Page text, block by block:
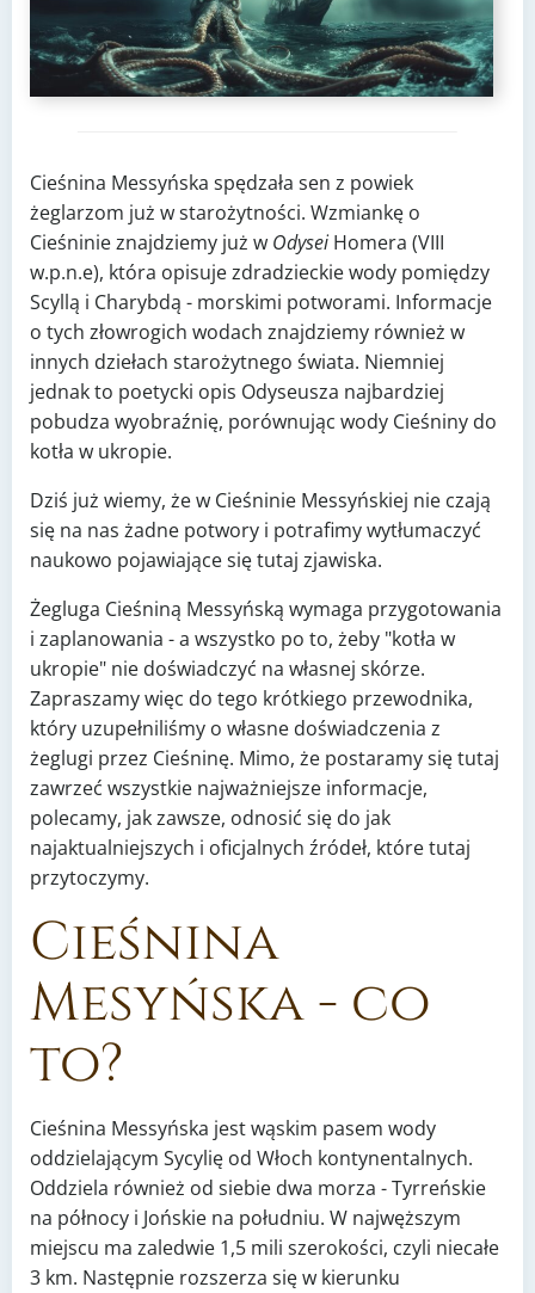
Cieśnina Messyńska spędzała sen z powiek
żeglarzom już w starożytności. Wzmiankę o
Cieśninie znajdziemy już w Odysei Homera (VIII
w.p.n.e), która opisuje zdradzieckie wody pomiędzy
Scyllą i Charybdą - morskimi potworami. Informacje
o tych złowrogich wodach znajdziemy również w
innych dziełach starożytnego świata. Niemniej
jednak to poetycki opis Odyseusza najbardziej
pobudza wyobraźnię, porównując wody Cieśniny do
kotła w ukropie.
Dziś już wiemy, że w Cieśninie Messyńskiej nie czają
się na nas żadne potwory i potrafimy wytłumaczyć
naukowo pojawiające się tutaj zjawiska.
Żegluga Cieśniną Messyńską wymaga przygotowania
i zaplanowania - a wszystko po to, żeby "kotła w
ukropie" nie doświadczyć na własnej skórze.
Zapraszamy więc do tego krótkiego przewodnika,
który uzupełniliśmy o własne doświadczenia z
żeglugi przez Cieśninę. Mimo, że postaramy się tutaj
zawrzeć wszystkie najważniejsze informacje,
polecamy, jak zawsze, odnosić się do jak
najaktualniejszych i oficjalnych źródeł, które tutaj
przytoczymy.
Cieśnina
Mesyńska - co
to?
Cieśnina Messyńska jest wąskim pasem wody
oddzielającym Sycylię od Włoch kontynentalnych.
Oddziela również od siebie dwa morza - Tyrreńskie
na północy i Jońskie na południu. W najwęższym
miejscu ma zaledwie 1,5 mili szerokości, czyli niecałe
3 km. Następnie rozszerza się w kierunku